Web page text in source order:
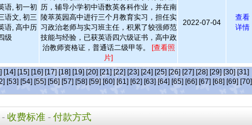
语, 初一初
语文, 初三
语, 高中历
级
历，辅导小学初中语数英各科作业，并在南
陵萃英园高中进行三个月教育实习，担任实
习政治老师与实习班主任，积累了较强师范
技能与经验，已获英语四六级证书，高中政
治教师资格证，普通话二级甲等。
[查看照
片]
2022-07-04
查看
详情
[14] [15] [16] [17] [18] [19] [20] [21] [22] [23] [24] [25] [26] [27] [28] [29] [30] [31]
[53] [54] [55] [56] [57] [58] [59] [60] [61] [62] [63] [64] [65] [66] [67] [68] [69] [70]
- 收费标准 - 付款方式